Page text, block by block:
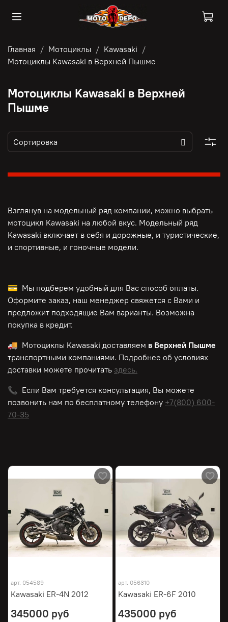
Главная Мотоциклы
Kawasaki
Мотоциклы Kawasaki в Верхней Пышме
Мотоциклы Kawasaki в Верхней
Пышме
Взглянув на модельный ряд компании, можно выбрать
мотоцикл Kawasaki на любой вкус. Модельный ряд
Kawasaki включает в себя и дорожные, и туристические,
и спортивные, и гоночные модели.
💳 Мы подберем удобный для Вас способ оплаты.
Оформите заказ, наш менеджер свяжется с Вами и
предложит подходящие Вам варианты. Возможна
покупка в кредит.
🚚 Мотоциклы Kawasaki доставляем в Верхней Пышме
транспортными компаниями. Подробнее об условиях
доставки можете прочитать здесь.
📞 Если Вам требуется консультация, Вы можете
позвонить нам по бесплатному телефону +7(800) 600-
70-35
арт. 054589
Kawasaki ER-4N 2012
345000 руб
арт. 056310
Kawasaki ER-6F 2010
435000 руб